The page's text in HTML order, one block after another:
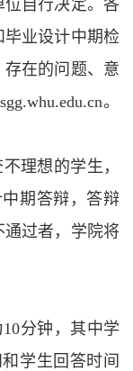
自行决定。各
业设计中期检
在的问题、意
。
理想的学生，
期答辩，答辩
过者，学院将
分钟，其中学
学生回答时间